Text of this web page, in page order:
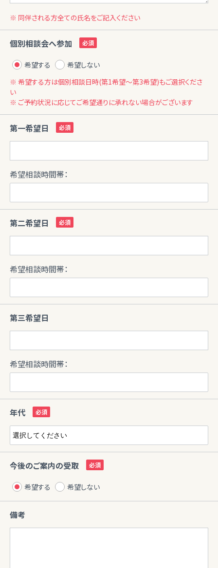
※ 同伴される方全ての氏名をご記入ください
個別相談会へ参加
希望する
希望しない
※ 希望する方は個別相談日時(第1希望〜第3希望)もご選択くださ
い
※ ご予約状況に応じてご希望通りに承れない場合がございます
第一希望日
希望相談時間帯：
第二希望日
希望相談時間帯：
第三希望日
希望相談時間帯：
年代
今後のご案内の受取
希望する 希望しない
備考